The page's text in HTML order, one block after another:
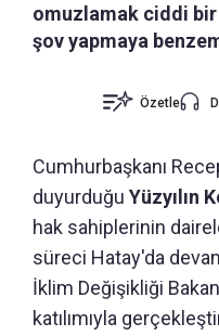
omuzlamak ciddi
şov yapmaya
Özetle
Cumhurbaşkanı
duyurduğu Yüzyılın
hak sahiplerinin
süreci Hatay'da
İklim Değişikliği
katılımıyla